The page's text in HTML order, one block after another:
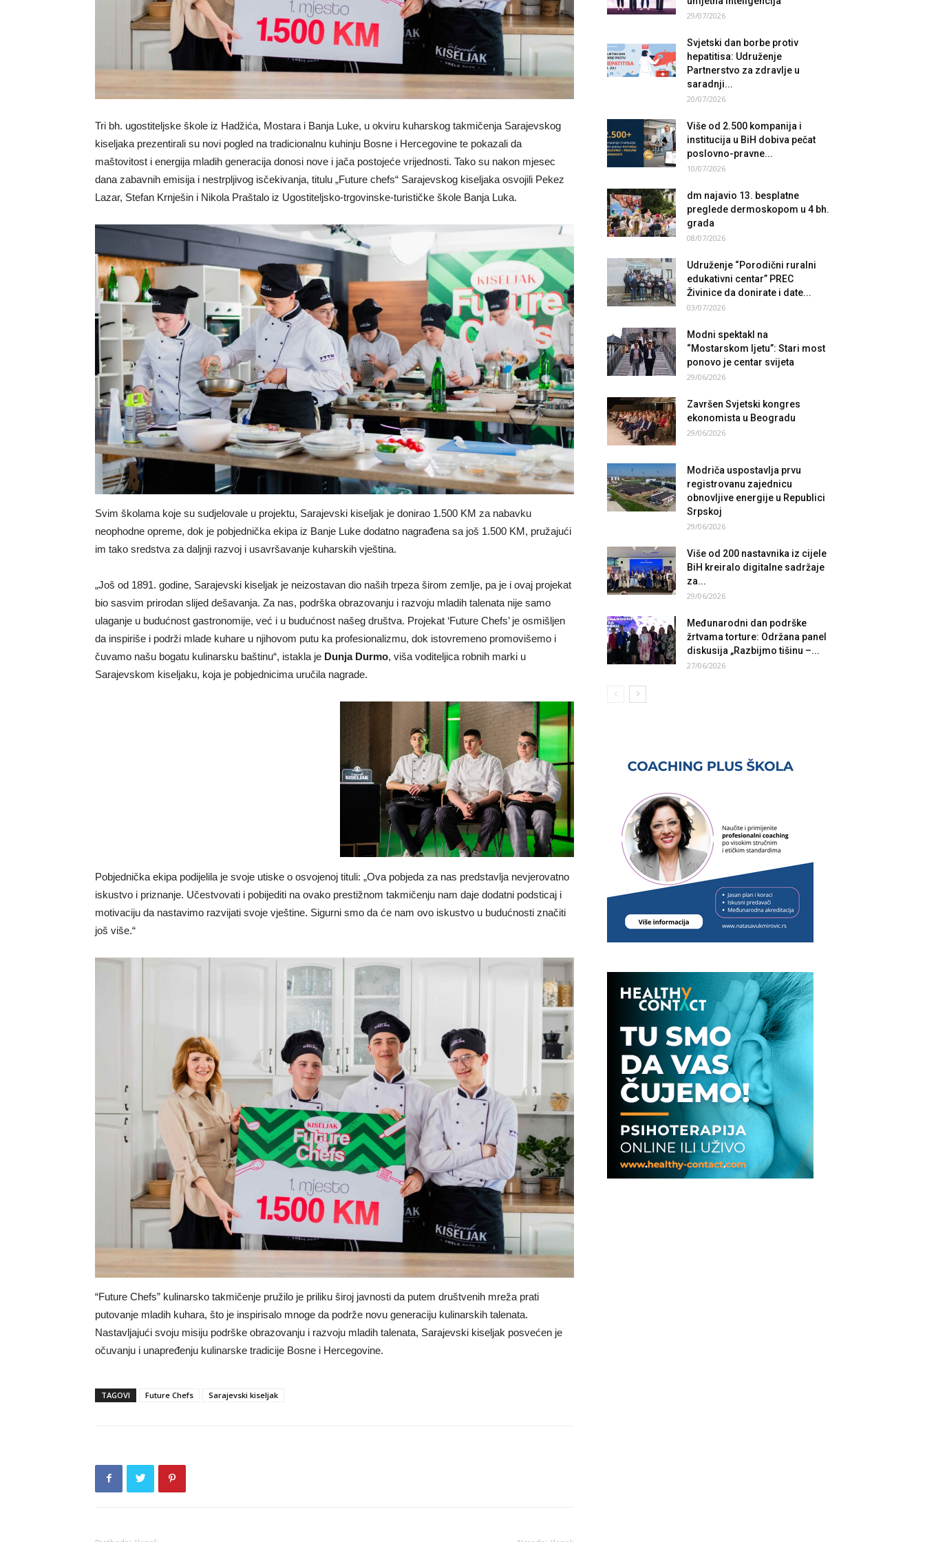
Tri bh. ugostiteljske škole iz Hadžića, Mostara i Banja Luke, u okviru kuharskog takmičenja Sarajevskog
kiseljaka prezentirali su novi pogled na tradicionalnu kuhinju Bosne i Hercegovine te pokazali da
maštovitost i energija mladih generacija donosi nove i jača postojeće vrijednosti. Tako su nakon mjesec
dana zabavnih emisija i nestrpljivog isčekivanja, titulu „Future chefs“ Sarajevskog kiseljaka osvojili Pekez
Lazar, Stefan Krnješin i Nikola Praštalo iz Ugostiteljsko-trgovinske-turističke škole Banja Luka.
Svim školama koje su sudjelovale u projektu, Sarajevski kiseljak je donirao 1.500 KM za nabavku
neophodne opreme, dok je pobjednička ekipa iz Banje Luke dodatno nagrađena sa još 1.500 KM, pružajući
im tako sredstva za daljnji razvoj i usavršavanje kuharskih vještina.
„Još od 1891. godine, Sarajevski kiseljak je neizostavan dio naših trpeza širom zemlje, pa je i ovaj projekat
bio sasvim prirodan slijed dešavanja. Za nas, podrška obrazovanju i razvoju mladih talenata nije samo
ulaganje u budućnost gastronomije, već i u budućnost našeg društva. Projekat ‘Future Chefs’ je osmišljen
da inspiriše i podrži mlade kuhare u njihovom putu ka profesionalizmu, dok istovremeno promovišemo i
čuvamo našu bogatu kulinarsku baštinu“, istakla je Dunja Durmo, viša voditeljica robnih marki u
Sarajevskom kiseljaku, koja je pobjednicima uručila nagrade.
Pobjednička ekipa podijelila je svoje utiske o osvojenoj tituli: „Ova pobjeda za nas predstavlja nevjerovatno
iskustvo i priznanje. Učestvovati i pobijediti na ovako prestižnom takmičenju nam daje dodatni podsticaj i
motivaciju da nastavimo razvijati svoje vještine. Sigurni smo da će nam ovo iskustvo u budućnosti značiti
još više.“
“Future Chefs” kulinarsko takmičenje pružilo je priliku široj javnosti da putem društvenih mreža prati
putovanje mladih kuhara, što je inspirisalo mnoge da podrže novu generaciju kulinarskih talenata.
Nastavljajući svoju misiju podrške obrazovanju i razvoju mladih talenata, Sarajevski kiseljak posvećen je
očuvanju i unapređenju kulinarske tradicije Bosne i Hercegovine.
TAGOVI Future Chefs Sarajevski kiseljak
29/07/2026
Svjetski dan borbe protiv
hepatitisa: Udruženje
Partnerstvo za zdravlje u
saradnji...
20/07/2026
Više od 2.500 kompanija i
institucija u BiH dobiva pečat
poslovno-pravne...
10/07/2026
dm najavio 13. besplatne
preglede dermoskopom u 4 bh.
grada
08/07/2026
Udruženje “Porodični ruralni
edukativni centar” PREC
Živinice da donirate i date...
03/07/2026
Modni spektakl na
“Mostarskom ljetu”: Stari most
ponovo je centar svijeta
29/06/2026
Završen Svjetski kongres
ekonomista u Beogradu
29/06/2026
Modriča uspostavlja prvu
registrovanu zajednicu
obnovljive energije u Republici
Srpskoj
29/06/2026
Više od 200 nastavnika iz cijele
BiH kreiralo digitalne sadržaje
za...
29/06/2026
Međunarodni dan podrške
žrtvama torture: Održana panel
diskusija „Razbijmo tišinu –...
27/06/2026